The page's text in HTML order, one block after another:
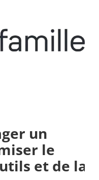
un
le
et de la